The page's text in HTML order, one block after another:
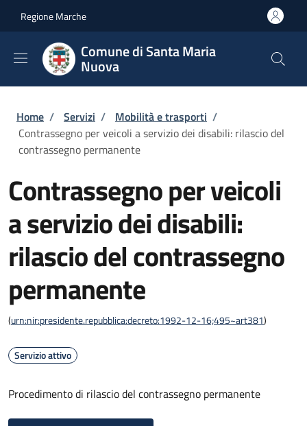
Regione Marche
Comune di Santa Maria
Nuova
Briciole di pane
Home / Servizi / Mobilità e trasporti /
Contrassegno per veicoli a servizio dei disabili: rilascio del
contrassegno permanente
Contrassegno per veicoli
a servizio dei disabili:
rilascio del contrassegno
permanente
(urn:nir:presidente.repubblica:decreto:1992-12-16;495~art381)
Servizio attivo
Procedimento di rilascio del contrassegno permanente